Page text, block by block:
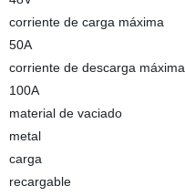
corriente de carga máxima
50A
corriente de descarga máxima
100A
material de vaciado
metal
carga
recargable